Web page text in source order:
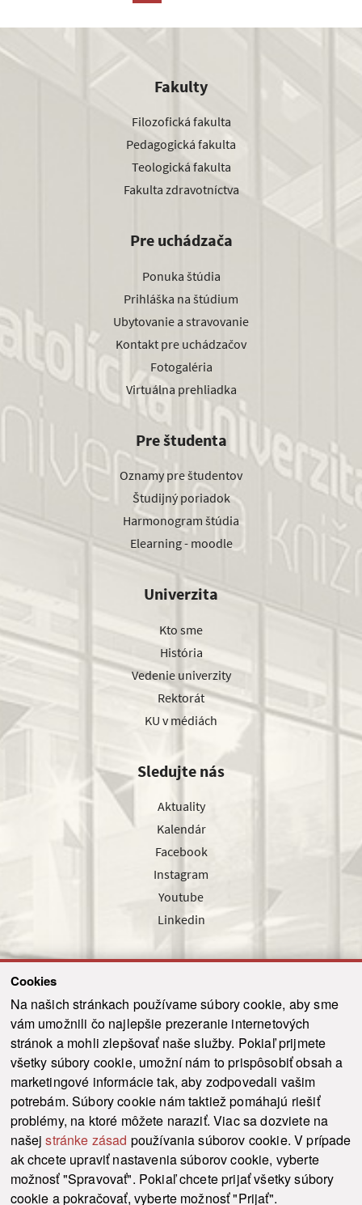
Cookies
Na našich stránkach používame súbory cookie, aby sme
vám umožnili čo najlepšie prezeranie internetových
stránok a mohli zlepšovať naše služby. Pokiaľ prijmete
všetky súbory cookie, umožní nám to prispôsobiť obsah a
marketingové informácie tak, aby zodpovedali vašim
potrebám. Súbory cookie nám taktiež pomáhajú riešiť
problémy, na ktoré môžete naraziť. Viac sa dozviete na
našejstránke zásad používania súborov cookie. V prípade
ak chcete upraviť nastavenia súborov cookie, vyberte
možnosť "Spravovať". Pokiaľ chcete prijať všetky súbory
cookie a pokračovať, vyberte možnosť "Prijať".
Fakulty
Filozofická fakulta
Pedagogická fakulta
Teologická fakulta
Fakulta zdravotníctva
Pre uchádzača
Ponuka štúdia
Prihláška na štúdium
Ubytovanie a stravovanie
Kontakt pre uchádzačov
Fotogaléria
Virtuálna prehliadka
Pre študenta
Oznamy pre študentov
Študijný poriadok
Harmonogram štúdia
Elearning - moodle
Univerzita
Kto sme
História
Vedenie univerzity
Rektorát
KU v médiách
Sledujte nás
Aktuality
Kalendár
Facebook
Instagram
Youtube
Linkedin
Odoslať
© 2021-2026 ku.sk. Všetky práva vyhradené. | Ochrana osobných údajov
Vyhlásenie o prístupnosti |
Admin
This site is protected by reCAPTCHA and the Google Privacy Policy and Terms of
Service
apply.